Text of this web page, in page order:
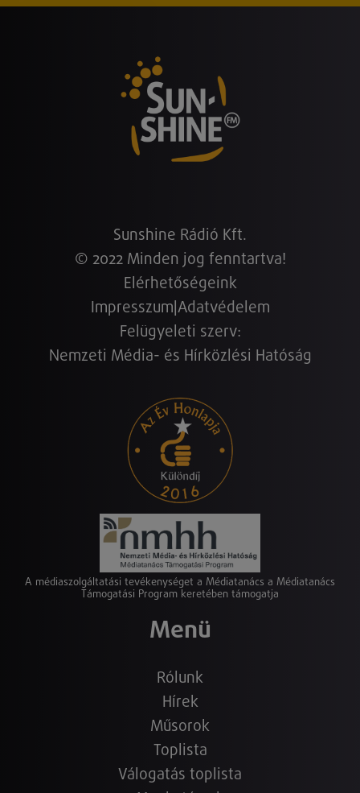
Sunshine Rádió Kft.
© 2022 Minden jog fenntartva!
Elérhetőségeink
Impresszum Adatvédelem
Felügyeleti szerv:
Nemzeti Média- és Hírközlési Hatóság
A médiaszolgáltatási tevékenységet a Médiatanács a Médiatanács
Támogatási Program keretében támogatja
Menü
Rólunk
Hírek
Műsorok
Toplista
Válogatás toplista